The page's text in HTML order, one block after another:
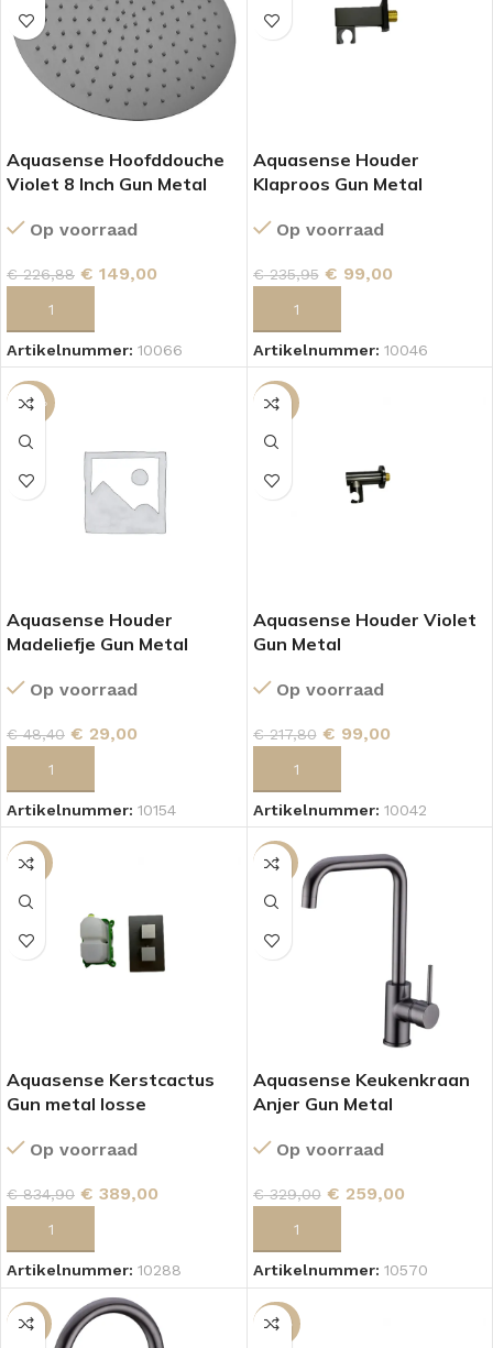
Aquasense Hoofddouche
Violet 8 Inch Gun Metal
Op voorraad
€226,88 € 149,00
Artikelnummer: 10066
Aquasense Houder
Klaproos Gun Metal
Op voorraad
€235,95 € 99,00
Artikelnummer: 10046
-40%
Aquasense Houder
Madeliefje Gun Metal
Op voorraad
€48,40 € 29,00
Artikelnummer: 10154
-55%
Aquasense Houder Violet
Gun Metal
Op voorraad
€217,80 € 99,00
Artikelnummer: 10042
-53%
Aquasense Kerstcactus
Gun metal losse
Op voorraad
€834,90 € 389,00
Artikelnummer: 10288
-21%
Aquasense Keukenkraan
Anjer Gun Metal
Op voorraad
€329,00 € 259,00
Artikelnummer: 10570
-21% -50%